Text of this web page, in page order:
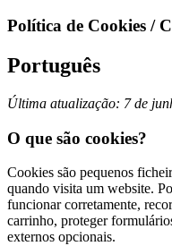
Política de Cookies /
Português
Última atualização: 7 de
O que são cookies?
Cookies são pequenos
quando visita um website.
funcionar corretamente,
carrinho, proteger
externos opcionais.